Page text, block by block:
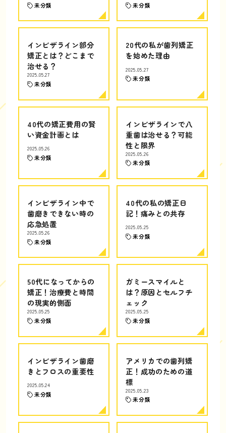
未分類 未分類
インビザライン部分
矯正とは？どこまで
治せる？
2025.05.27
未分類
20代の私が歯列矯正
を始めた理由
2025.05.27
未分類
40代の矯正費用の賢
い資金計画とは
2025.05.26
未分類
インビザラインで八
重歯は治せる？可能
性と限界
2025.05.26
未分類
インビザライン中で
歯磨きできない時の
応急処置
2025.05.26
未分類
40代の私の矯正日
記！痛みとの共存
2025.05.25
未分類
50代になってからの
矯正！治療費と時間
の現実的側面
2025.05.25
未分類
ガミースマイルと
は？原因とセルフチ
ェック
2025.05.25
未分類
インビザライン歯磨
きとフロスの重要性
2025.05.24
未分類
アメリカでの歯列矯
正！成功のための道
標
2025.05.23
未分類